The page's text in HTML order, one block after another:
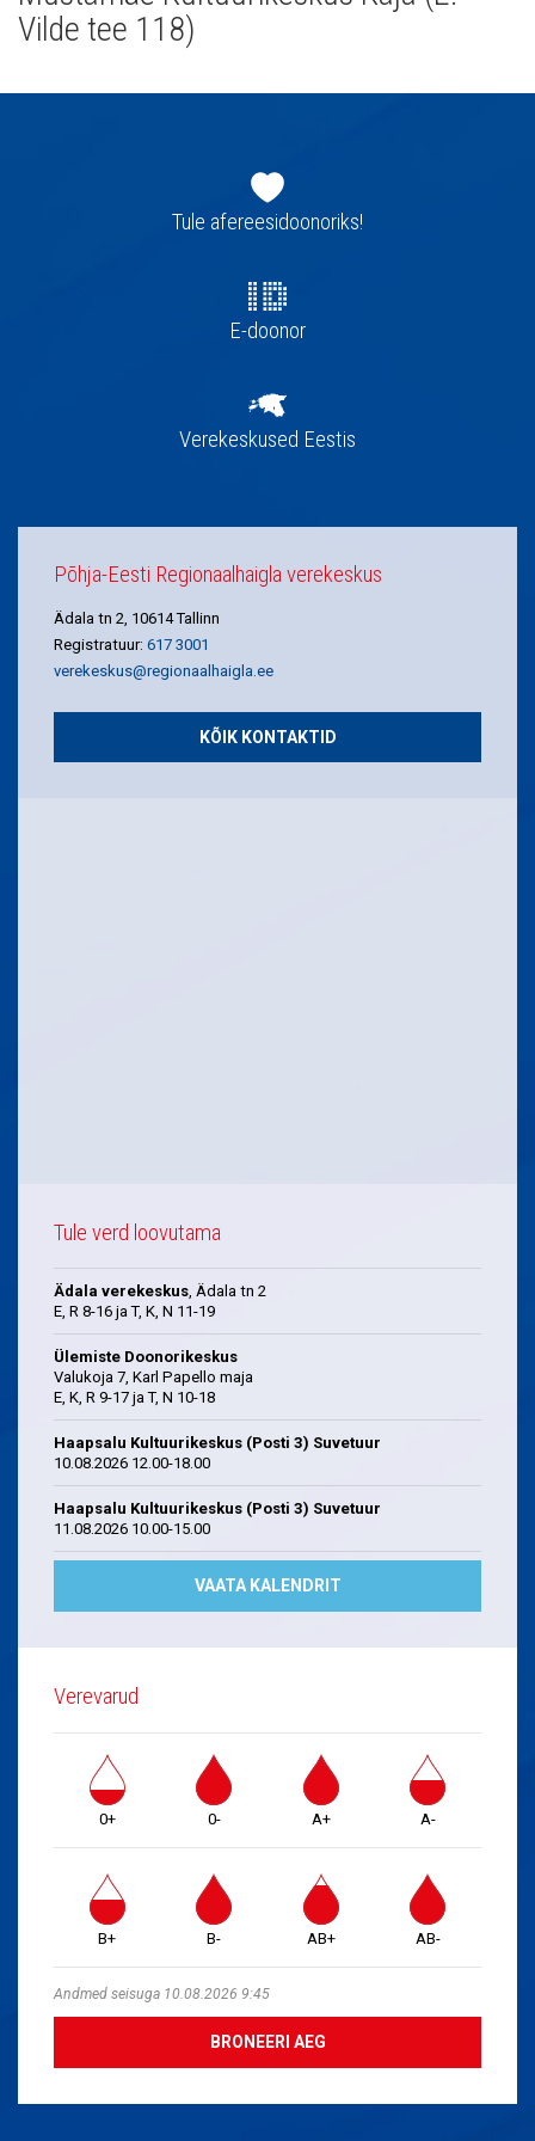
Vilde tee 118)
navigatsioonTule afereesidoonoriks!
E-doonor
Verekeskused Eestis
Põhja-Eesti Regionaalhaigla verekeskus
Ädala tn 2, 10614 Tallinn
Registratuur: 617 3001
verekeskus@regionaalhaigla.ee
KÕIK KONTAKTID
Tule verd loovutama
Ädala verekeskus, Ädala tn 2
E, R 8-16 ja T, K, N 11-19
Ülemiste Doonorikeskus
Valukoja 7, Karl Papello maja
E, K, R 9-17 ja T, N 10-18
Haapsalu Kultuurikeskus (Posti 3) Suvetuur
10.08.2026 12.00-18.00
Haapsalu Kultuurikeskus (Posti 3) Suvetuur
11.08.2026 10.00-15.00
VAATA KALENDRIT
Verevarud
0+ 0- A+ A-
B+ B- AB+ AB-
Andmed seisuga 10.08.2026 9:45
BRONEERI AEG